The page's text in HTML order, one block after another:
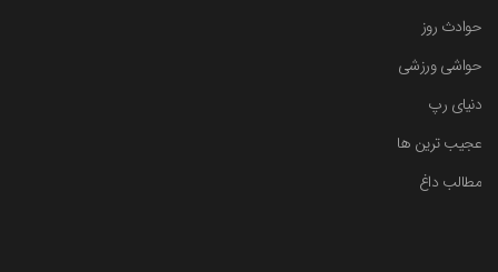
حوادث روز
حواشی ورزشی
دنیای رپ
عجیب ترین ها
مطالب داغ